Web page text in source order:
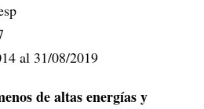
al 31/08/2019
de altas energías y